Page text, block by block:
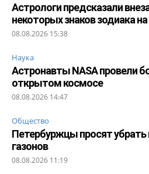
Астрологи предсказали
некоторых знаков зодиака
08.08.2026 15:38
Наука
Астронавты NASA провели
открытом космосе
08.08.2026 14:47
Общество
Петербуржцы просят убрать
газонов
08.08.2026 11:19